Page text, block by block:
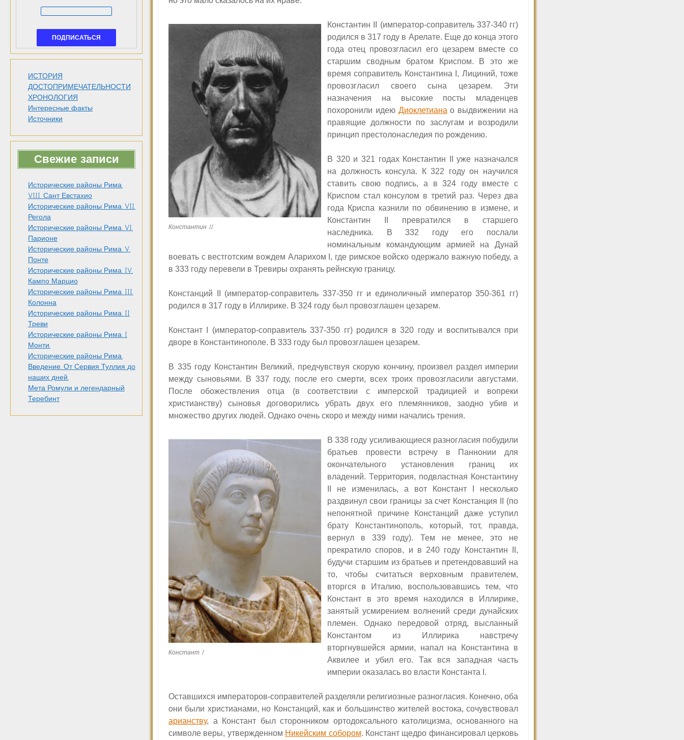
ИСТОРИЯ
ДОСТОПРИМЕЧАТЕЛЬНОСТИ
ХРОНОЛОГИЯ
Интересные факты
Источники
Свежие записи
Исторические районы Рима.
VIII. Сант Евстахио
Исторические районы Рима. VII.
Регола
Исторические районы Рима. VI.
Парионе
Исторические районы Рима. V.
Понте
Исторические районы Рима. IV.
Кампо Марцио
Исторические районы Рима. III.
Колонна
Исторические районы Рима. II
Треви
Исторические районы Рима. I
Монти.
Исторические районы Рима.
Введение. От Сервия Туллия до
наших дней.
Мета Ромули и легендарный
Теребинт
Константин II
Константин
(император-соправитель 337-340 гг)
родился в 317 году в Арелате. Еще до конца этого
года отец провозгласил его цезарем вместе со
старшим сводным братом Криспом. В это же
время соправитель Константина I, Лициний, тоже
провозгласил своего сына цезарем. Эти
назначения на высокие посты младенцев
похоронили идею Диоклетиана о выдвижении на
правящие должности по заслугам и возродили
принцип престолонаследия по рождению.
В 320 и 321 годах Константин IIуже назначался
на должность консула. К 322 году он научился
ставить свою подпись, а в 324 году вместе с
Криспом стал консулом в третий раз. Через два
года Криспа казнили по обвинению в измене, и
Константин
превратился в старшего
наследника.
В 332 году его послали
номинальным командующим армией на Дунай
воевать с вестготским вождем Аларихом I, где римское войско одержало важную победу, а
в 333 году перевели в Тревиры охранять рейнскую границу.
Констанций
(император-соправитель 337-350 гг и единоличный император 350-361 гг)
родился в 317 году в Иллирике. В 324 году был провозглашен цезарем.
Констант
(император-соправитель 337-350 гг) родился в 320 году и воспитывался при
дворе в Константинополе. В 333 году был провозглашен цезарем.
В 335 году Константин Великий, предчувствуя скорую кончину, произвел раздел империи
между сыновьями. В 337 году, после его смерти, всех троих провозгласили августами.
После обожествления отца (в соответствии с имперской традицией и вопреки
христианству) сыновья договорились убрать двух его племянников, заодно убив и
множество других людей. Однако очень скоро и между ними начались трения.
Констант I
В 338 году усиливающиеся разногласия побудили
братьев провести встречу в Паннонии для
окончательного установления границ их
владений. Территория, подвластная Константину
не изменилась, а вот Констант
несколько
раздвинул свои границы за счет Констанция
(по
непонятной причине Констанций даже уступил
брату Константинополь, который, тот, правда,
вернул в 339 году). Тем не менее, это не
прекратило споров, и в 240 году Константин
II,
будучи старшим из братьев и претендовавший на
то, чтобы считаться верховным правителем,
вторгся в Италию, воспользовавшись тем, что
Констант в это время находился в Иллирике,
занятый усмирением волнений среди дунайских
племен. Однако передовой отряд, высланный
Константом из Иллирика навстречу
вторгнувшейся армии, напал на Константина в
Аквилее и убил его. Так вся западная часть
империи оказалась во власти Константа I.
Оставшихся императоров-соправителей разделяли религиозные разногласия. Конечно, оба
они были христианами, но Констанций, как и большинство жителей востока, сочувствовал
арианству, а Констант был сторонником ортодоксального католицизма, основанного на
символе веры, утвержденном Никейским собором. Констант щедро финансировал церковь